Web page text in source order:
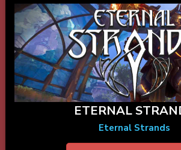
ETERNAL
Eternal Strands